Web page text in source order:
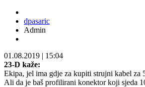
dpasaric
Admin
01.08.2019 | 15:04
23-D kaže:
Ekipa, jel ima gdje za kupiti strujni kabel za
Ali da je baš profilirani konektor koji sjeda